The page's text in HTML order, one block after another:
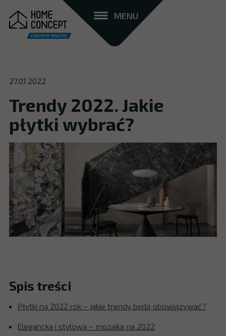
MENU
27.01.2022
Trendy 2022. Jakie
płytki wybrać?
Spis treści
Płytki na 2022 rok – jakie trendy będą obowiązywać?
Elegancka i stylowa – mozaika na 2022